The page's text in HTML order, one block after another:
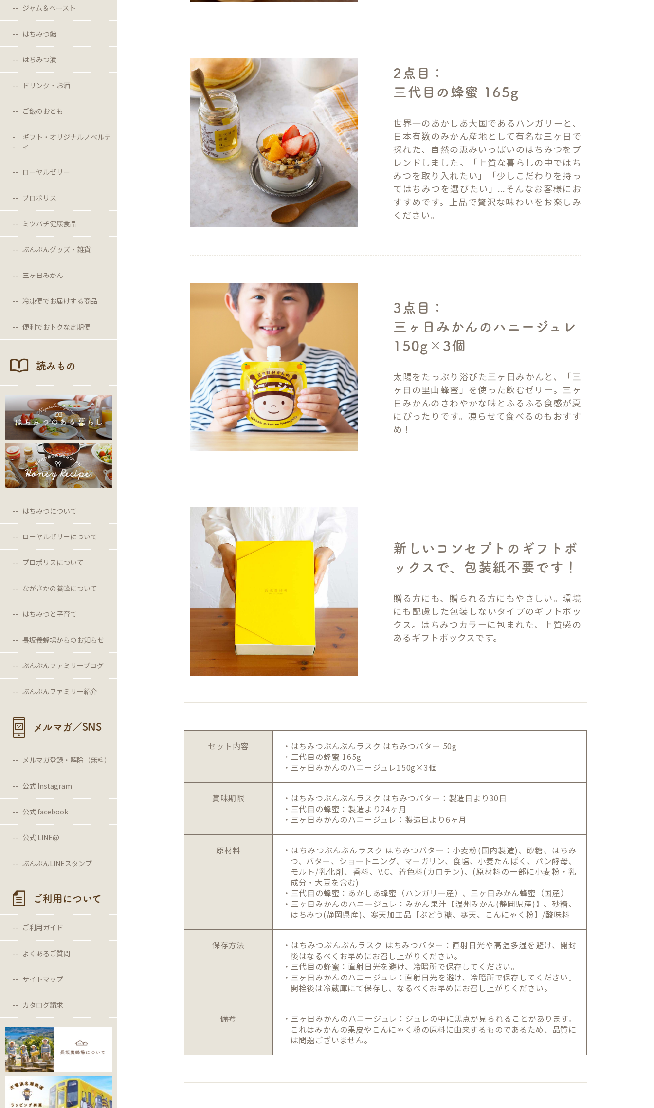
ジャム＆ペースト
はちみつ飴
はちみつ漬
ドリンク・お酒
ご飯のおとも
ギフト・オリジナルノベルテ
ィ
ローヤルゼリー
プロポリス
ミツバチ健康食品
ぶんぶんグッズ・雑貨
三ヶ日みかん
冷凍便でお届けする商品
便利でおトクな定期便
読みもの
はちみつについて
ローヤルゼリーについて
プロポリスについて
ながさかの養蜂について
はちみつと子育て
長坂養蜂場からのお知らせ
ぶんぶんファミリーブログ
ぶんぶんファミリー紹介
メルマガ／SNS
メルマガ登録・解除（無料）
公式 Instagram
公式 facebook
公式 LINE@
ぶんぶんLINEスタンプ
ご利用について
ご利用ガイド
よくあるご質問
サイトマップ
カタログ請求
2点目：
三代目の蜂蜜 165g
世界一のあかしあ大国であるハンガリーと、
日本有数のみかん産地として有名な三ヶ日で
採れた、自然の恵みいっぱいのはちみつをブ
レンドしました。「上質な暮らしの中ではち
みつを取り入れたい」「少しこだわりを持っ
てはちみつを選びたい」...そんなお客様にお
すすめです。上品で贅沢な味わいをお楽しみ
ください。
3点目：
三ヶ日みかんのハニージュレ
150g×3個
太陽をたっぷり浴びた三ヶ日みかんと、「三
ヶ日の里山蜂蜜」を使った飲むゼリー。三ヶ
日みかんのさわやかな味とふるふる食感が夏
にぴったりです。凍らせて食べるのもおすす
め！
新しいコンセプトのギフトボ
ックスで、包装紙不要です！
贈る方にも、贈られる方にもやさしい。環境
にも配慮した包装しないタイプのギフトボッ
クス。はちみつカラーに包まれた、上質感の
あるギフトボックスです。
セット内容
・はちみつぶんぶんラスク はちみつバター 50g
・三代目の蜂蜜 165g
・三ヶ日みかんのハニージュレ150g×3個
賞味期限
・はちみつぶんぶんラスク はちみつバター：製造日より30日
・三代目の蜂蜜：製造より24ヶ月
・三ヶ日みかんのハニージュレ：製造日より6ヶ月
原材料
・はちみつぶんぶんラスク はちみつバター：小麦粉(国内製造)、砂糖、はちみ
つ、バター、ショートニング、マーガリン、食塩、小麦たんぱく、パン酵母、
モルト/乳化剤、香料、V.C、着色料(カロチン)、(原材料の一部に小麦粉・乳
成分・大豆を含む)
・三代目の蜂蜜：あかしあ蜂蜜（ハンガリー産）、三ヶ日みかん蜂蜜（国産）
・三ヶ日みかんのハニージュレ：みかん果汁【温州みかん(静岡県産)】、砂糖、
はちみつ(静岡県産)、寒天加工品【ぶどう糖、寒天、こんにゃく粉】/酸味料
保存方法
・はちみつぶんぶんラスク はちみつバター：直射日光や高温多湿を避け、開封
後はなるべくお早めにお召し上がりください。
・三代目の蜂蜜：直射日光を避け、冷暗所で保存してください。
・三ヶ日みかんのハニージュレ：直射日光を避け、冷暗所で保存してください。
開栓後は冷蔵庫にて保存し、なるべくお早めにお召し上がりください。
備考
・三ヶ日みかんのハニージュレ：ジュレの中に黒点が見られることがあります。
これはみかんの果皮やこんにゃく粉の原料に由来するものであるため、品質に
は問題ございません。